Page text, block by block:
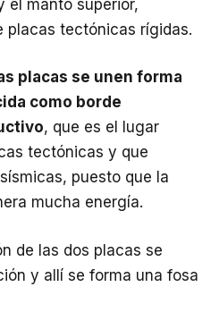
el manto superior,
placas tectónicas rígidas.
placas se unen forma
como borde
, que es el lugar
tectónicas y que
puesto que la
mucha energía.
de las dos placas se
y allí se forma una fosa